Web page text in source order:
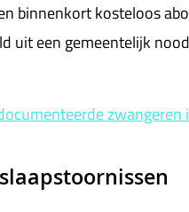
binnenkort kosteloos
uit een gemeentelijk